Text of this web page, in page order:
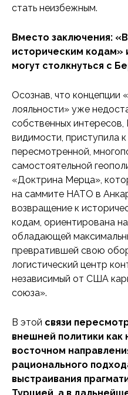
стать неизбежным.
Вместо заключения:
историческим кодам»
могут столкнуться с
Осознав, что концепции
лояльности» уже
собственных интересов,
видимости, приступила к
пересмотренной,
самостоятельной
«Доктрина Мерца»,
на саммите НАТО в
возвращение к
кодам, ориентирована
обладающей
превратившей свою
логистический центр
независимый от США
союза».
В этой связи
внешней политики как
восточном
рационального
выстраивания